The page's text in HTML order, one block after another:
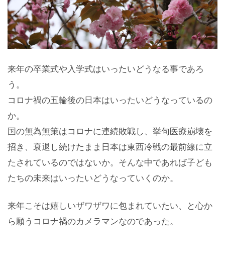
来年の卒業式や入学式はいったいどうなる事であろ
う。
コロナ禍の五輪後の日本はいったいどうなっているの
か。
国の無為無策はコロナに連続敗戦し、挙句医療崩壊を
招き、衰退し続けたまま日本は東西冷戦の最前線に立
たされているのではないか。そんな中であれば子ども
たちの未来はいったいどうなっていくのか。
来年こそは嬉しいザワザワに包まれていたい、と心か
ら願うコロナ禍のカメラマンなのであった。